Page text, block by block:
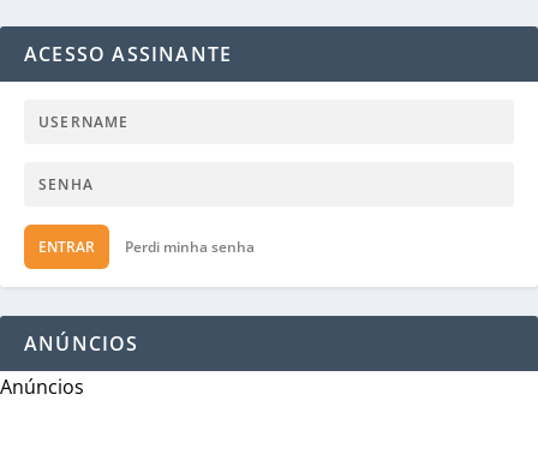
ACESSO ASSINANTE
ENTRAR Perdi minha senha
ANÚNCIOS
Anúncios